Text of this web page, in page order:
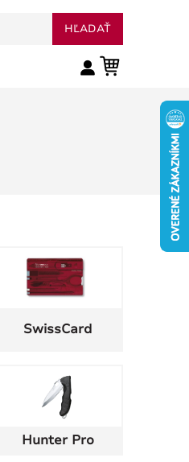
HĽADAŤ
SwissCard
Hunter Pro